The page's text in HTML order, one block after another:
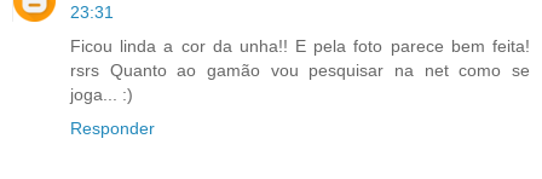
23:31
Ficou linda a cor da unha!! E pela foto parece bem feita!
rsrs Quanto ao gamão vou pesquisar na net como se
joga... :)
Responder